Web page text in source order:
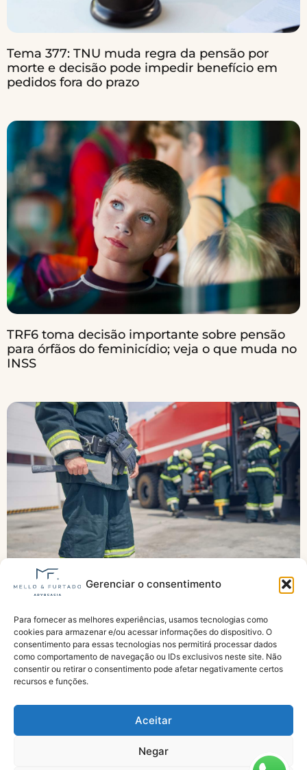
Gerenciar o consentimento
Para fornecer as melhores experiências, usamos tecnologias como
cookies para armazenar e/ou acessar informações do dispositivo. O
consentimento para essas tecnologias nos permitirá processar dados
como comportamento de navegação ou IDs exclusivos neste site. Não
consentir ou retirar o consentimento pode afetar negativamente certos
recursos e funções.
Aceitar
Negar
Tema 377: TNU muda regra da pensão por
morte e decisão pode impedir benefício em
pedidos fora do prazo
TRF6 toma decisão importante sobre pensão
para órfãos do feminicídio; veja o que muda no
INSS
Projeto dobra tempo de serviço contabilizável
por policiais e bombeiros militares na
aposentadoria